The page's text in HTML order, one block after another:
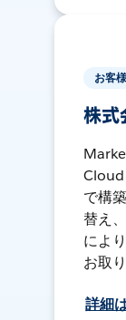
お客
株式
Cloud
で構
替え
によ
お取
詳細